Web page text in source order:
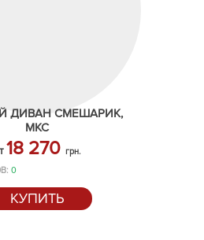
ДИВАН СМЕШАРИК,
МКС
18 270 грн.
0
КУПИТЬ